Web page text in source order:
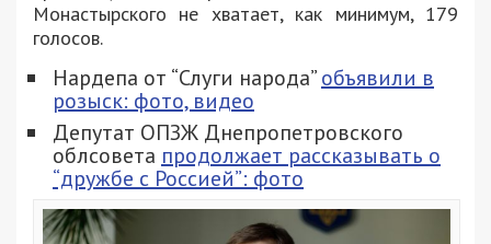
Монастырского не хватает, как минимум, 179
голосов.
Нардепа от “Слуги народа”объявили в
розыск: фото, видео
Депутат ОПЗЖ Днепропетровского
облсовета продолжает рассказывать о
“дружбе с Россией”: фото